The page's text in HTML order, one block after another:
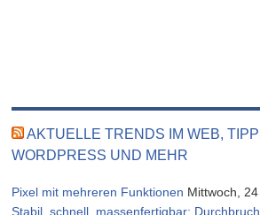
AKTUELLE TRENDS IM WEB,
WORDPRESS UND MEHR
Pixel mit mehreren Funktionen Mittwoch,
Stabil, schnell, massenfertigbar: